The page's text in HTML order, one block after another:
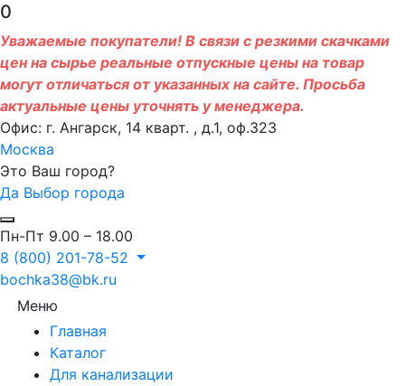
0
Уважаемые покупатели! В связи с резкими скачками
цен на сырье реальные отпускные цены на товар
могут отличаться от указанных на сайте. Просьба
актуальные цены уточнять у менеджера.
Офис: г. Ангарск, 14 кварт. , д.1, оф.323
Москва
Это Ваш город?
Да Выбор города
Пн-Пт 9.00 – 18.00
8 (800) 201-78-52
bochka38@bk.ru
Меню
Главная
Каталог
Для канализации